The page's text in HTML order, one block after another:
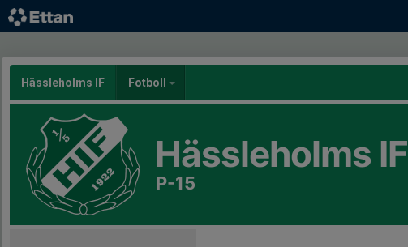
Hässleholms IF Fotboll
Hässleholms IF
P-15